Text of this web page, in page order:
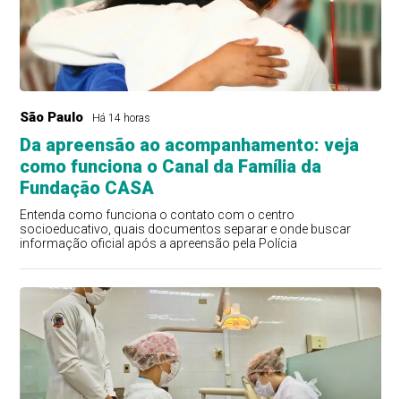
São Paulo Há 14 horas
Da apreensão ao acompanhamento: veja
como funciona o Canal da Família da
Fundação CASA
Entenda como funciona o contato com o centro
socioeducativo, quais documentos separar e onde buscar
informação oficial após a apreensão pela Polícia